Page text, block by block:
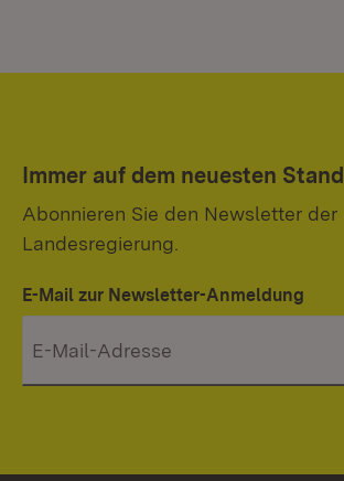
Immer auf dem neuesten Stand
Abonnieren Sie den Newsletter der
Landesregierung.
E-Mail zur Newsletter-Anmeldung